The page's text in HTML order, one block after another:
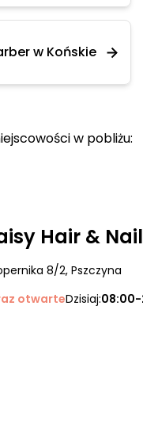
w Końskie
w pobliżu:
Hair &
8/2, Pszczyna
otwarteDzisiaj: